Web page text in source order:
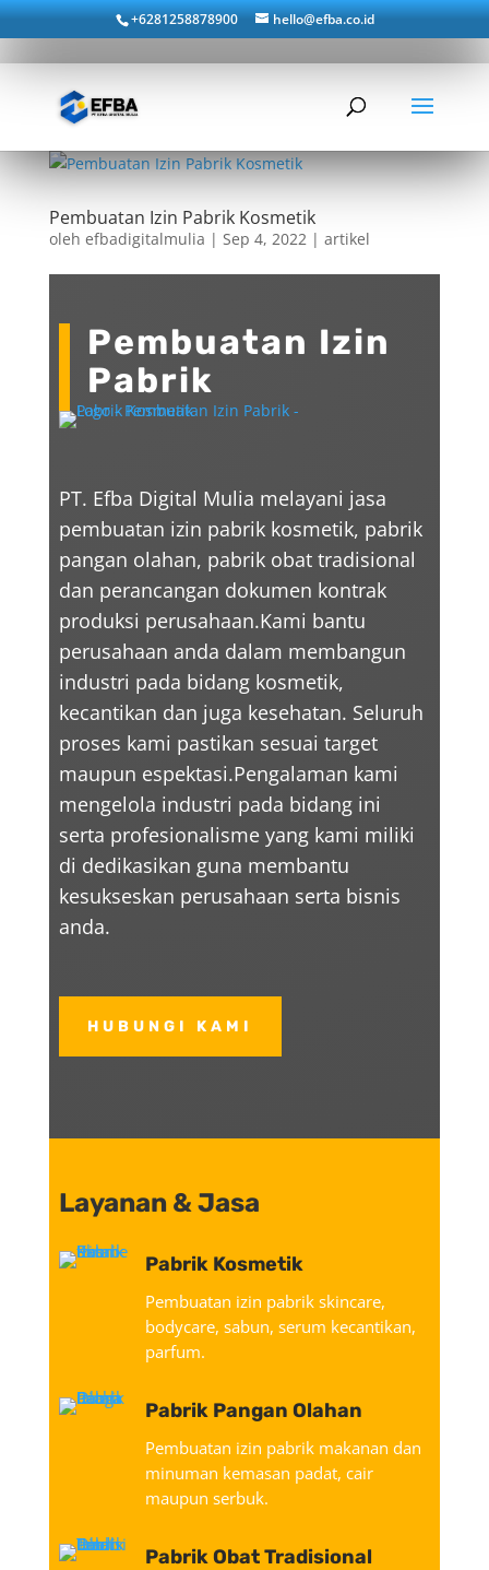
+6281258878900 hello@efba.co.id
Pembuatan Izin Pabrik Kosmetik
oleh efbadigitalmulia | Sep 4, 2022| artikel
Pembuatan Izin
Pabrik
PT. Efba Digital Mulia melayani jasa
pembuatan izin pabrik kosmetik, pabrik
pangan olahan, pabrik obat tradisional
dan perancangan dokumen kontrak
produksi perusahaan.Kami bantu
perusahaan anda dalam membangun
industri pada bidang kosmetik,
kecantikan dan juga kesehatan. Seluruh
proses kami pastikan sesuai target
maupun espektasi.Pengalaman kami
mengelola industri pada bidang ini
serta profesionalisme yang kami miliki
di dedikasikan guna membantu
kesukseskan perusahaan serta bisnis
anda.
HUBUNGI KAMI
Layanan & Jasa
Pabrik Kosmetik
Pembuatan izin pabrik skincare,
bodycare, sabun, serum kecantikan,
parfum.
Pabrik Pangan Olahan
Pembuatan izin pabrik makanan dan
minuman kemasan padat, cair
maupun serbuk.
Pabrik Obat Tradisional